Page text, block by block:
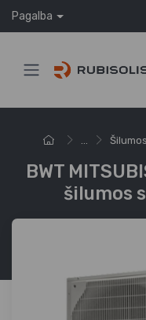
Pagalba
...
BWT
šilumos